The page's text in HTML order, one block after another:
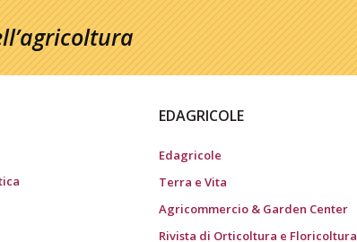
EDAGRICOLE
Edagricole
Terra e Vita
Agricommercio & Garden Center
Rivista di Orticoltura e Floricoltura